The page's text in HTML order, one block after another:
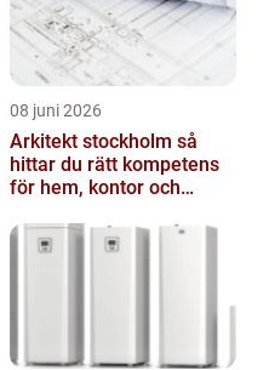
08 juni 2026
Arkitekt stockholm så
hittar du rätt kompetens
för hem, kontor och